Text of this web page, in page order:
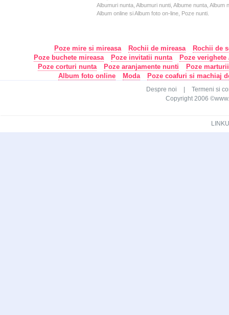
Albumuri nunta, Albumuri nunti, Albume nunta,
Album online si Album foto on-line, Poze nunti.
Poze mire si mireasa Rochii de mireasa
Rochii de
Poze buchete mireasa
Poze invitatii nunta
Poze
Poze corturi nunta
Poze aranjamente nunti
Poze
Album foto online
Moda Poze coafuri si machiaj
Despre noi
Termeni si
Copyright 2006